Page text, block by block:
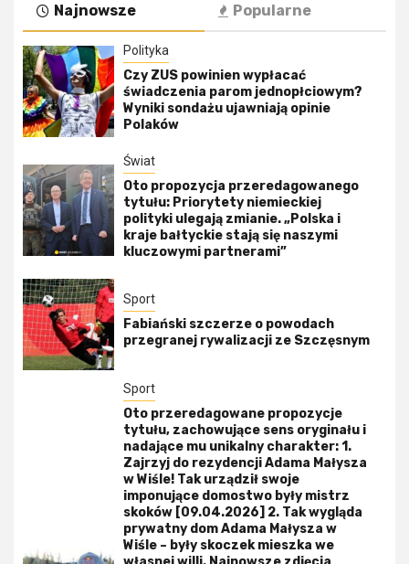
Najnowsze Popularne
Polityka
Czy ZUS powinien wypłacać
świadczenia parom jednopłciowym?
Wyniki sondażu ujawniają opinie
Polaków
Świat
Oto propozycja przeredagowanego
tytułu: Priorytety niemieckiej
polityki ulegają zmianie. „Polska i
kraje bałtyckie stają się naszymi
kluczowymi partnerami”
Sport
Fabiański szczerze o powodach
przegranej rywalizacji ze Szczęsnym
Sport
Oto przeredagowane propozycje
tytułu, zachowujące sens oryginału i
nadające mu unikalny charakter: 1.
Zajrzyj do rezydencji Adama Małysza
w Wiśle! Tak urządził swoje
imponujące domostwo były mistrz
skoków [09.04.2026] 2. Tak wygląda
prywatny dom Adama Małysza w
Wiśle – były skoczek mieszka we